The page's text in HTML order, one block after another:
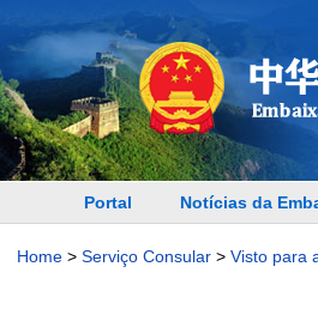
Portal Notícias da
Home> Serviço Consular> Visto para